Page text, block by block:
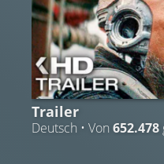
Trailer
Deutsch • Von 652.478